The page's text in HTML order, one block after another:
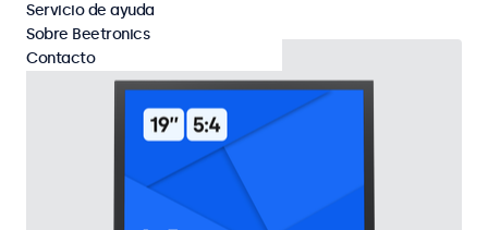
Servicio de ayuda
Sobre Beetronics
Contacto